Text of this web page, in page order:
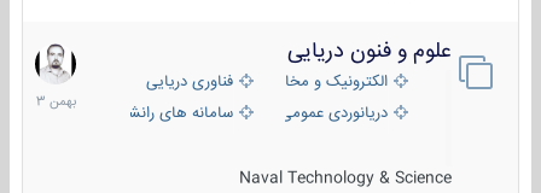
علوم و فنون دریایی
الکترونیک و مخابرات دریاییفناوری دریایی
دریانوردی عمومی
سامانه های رانشی دریایی
Naval Technology & Science
6
بهمن
1403